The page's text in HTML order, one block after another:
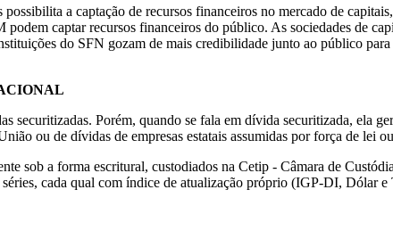
a captação de recursos financeiros no mercado de
captar recursos financeiros do público. As sociedades de
do SFN gozam de mais credibilidade junto ao público
securitizadas. Porém, quando se fala em dívida securitizada, ela
ou de dívidas de empresas estatais assumidas por força de lei
sob a forma escritural, custodiados na Cetip - Câmara de
cada qual com índice de atualização próprio (IGP-DI, Dólar e